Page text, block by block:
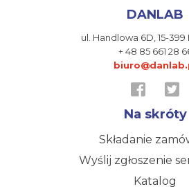
DANLAB
ul. Handlowa 6D,15-399
+ 48 85 661 28
Na skróty
Składanie
Wyślij zgłoszenie
Katalog